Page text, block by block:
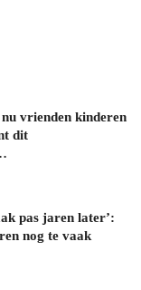
vrienden kinderen
dit
pas jaren later’:
nog te vaak